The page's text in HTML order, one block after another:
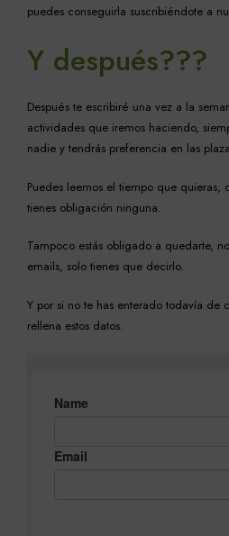
puedes conseguirla suscribiéndote a
Y después???
Después te escribiré una vez a la
actividades que iremos haciendo,
nadie y tendrás preferencia en las
Puedes leernos el tiempo que
tienes obligación ninguna.
Tampoco estás obligado a quedarte,
emails, solo tienes que decirlo.
Y por si no te has enterado todavía de
rellena estos datos.